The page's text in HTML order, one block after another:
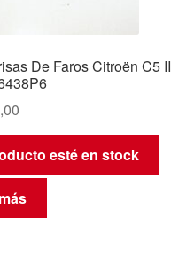
De Faros Citroën C5 II
esté en stock